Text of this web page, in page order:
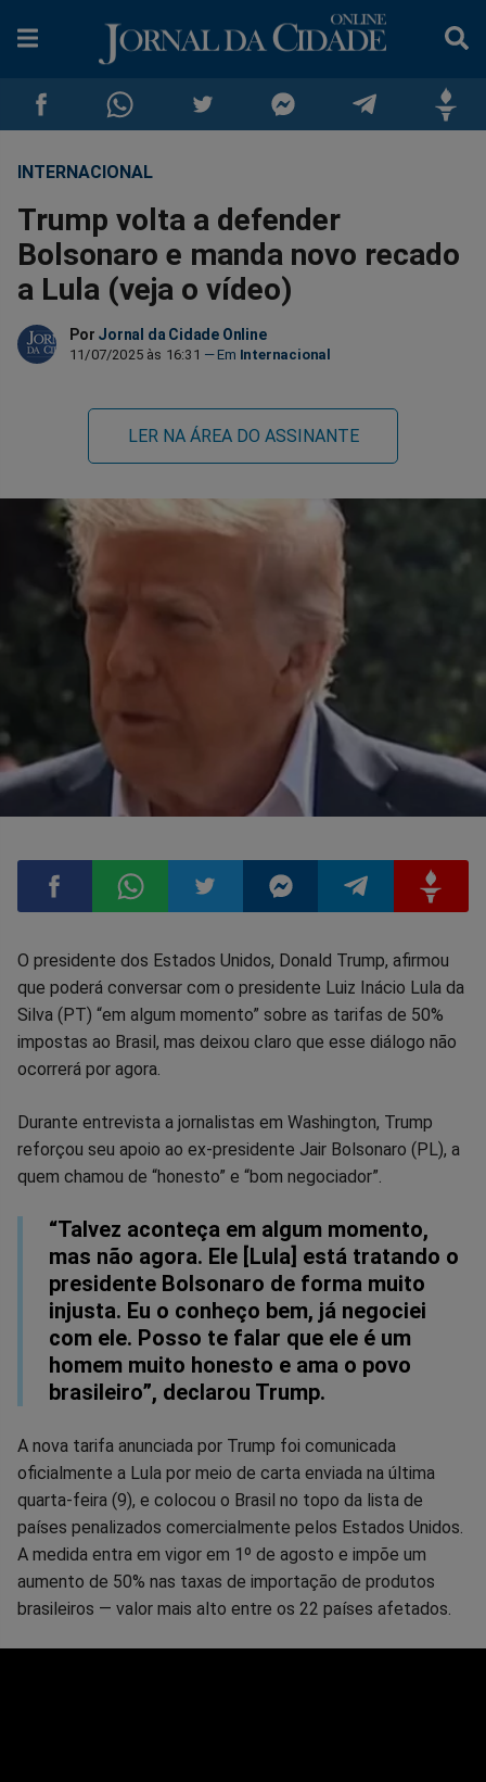
Compartilhar
no
Facebook
Compartilhar
no
Whatsapp
no
Twitter
no
Messenger
no
INTERNACIONAL
Trump volta a defender
Bolsonaro e manda novo recado
a Lula (veja o vídeo)
Por Jornal da Cidade Online
11/07/2025 às 16:31 Internacional
LER NA ÁREA DO ASSINANTE
Compartilhar
no
Facebook
Compartilhar
no
Whatsapp
Compartilhar
no
Compartilhar
no
Compartilhar
no
no
O presidente dos Estados Unidos, Donald Trump, afirmou
que poderá conversar com o presidente Luiz Inácio Lula da
Silva (PT) “em algum momento” sobre as tarifas de 50%
impostas ao Brasil, mas deixou claro que esse diálogo não
ocorrerá por agora.
Durante entrevista a jornalistas em Washington, Trump
reforçou seu apoio ao ex-presidente Jair Bolsonaro (PL), a
quem chamou de “honesto” e “bom negociador”.
“Talvez aconteça em algum momento,
mas não agora. Ele [Lula] está tratando o
presidente Bolsonaro de forma muito
injusta. Eu o conheço bem, já negociei
com ele. Posso te falar que ele é um
homem muito honesto e ama o povo
brasileiro”, declarou Trump.
A nova tarifa anunciada por Trump foi comunicada
oficialmente a Lula por meio de carta enviada na última
quarta-feira (9), e colocou o Brasil no topo da lista de
países penalizados comercialmente pelos Estados Unidos.
A medida entra em vigor em 1º de agosto e impõe um
aumento de 50% nas taxas de importação de produtos
brasileiros — valor mais alto entre os 22 países afetados.